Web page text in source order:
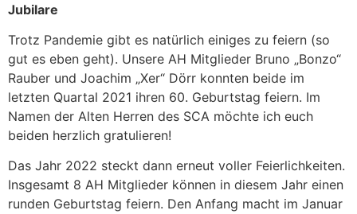
Jubilare
Trotz Pandemie gibt es natürlich einiges zu feiern (so
gut es eben geht). Unsere AH Mitglieder Bruno „Bonzo“
Rauber und Joachim „Xer“ Dörr konnten beide im
letzten Quartal 2021 ihren 60. Geburtstag feiern. Im
Namen der Alten Herren des SCA möchte ich euch
beiden herzlich gratulieren!
Das Jahr 2022 steckt dann erneut voller Feierlichkeiten.
Insgesamt 8 AH Mitglieder können in diesem Jahr einen
runden Geburtstag feiern. Den Anfang macht im Januar